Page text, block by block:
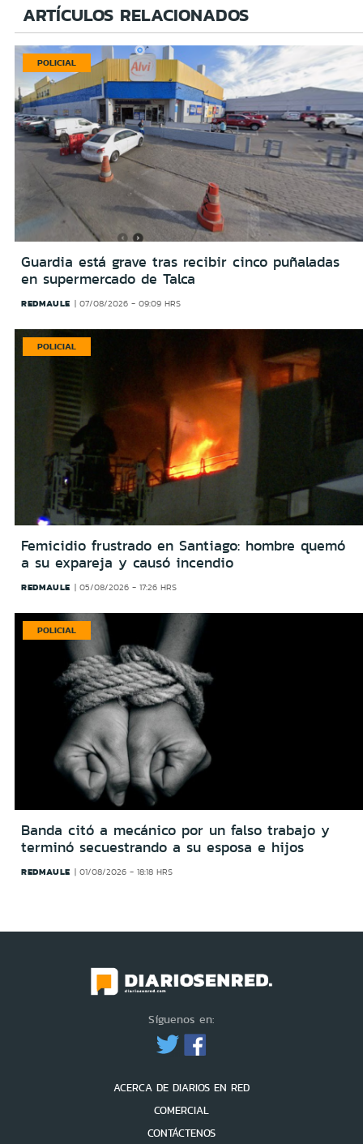
ARTÍCULOS RELACIONADOS
POLICIAL
Guardia está grave tras recibir cinco puñaladas
en supermercado de Talca
REDMAULE 07/08/2026 - 09:09 HRS
POLICIAL
Femicidio frustrado en Santiago: hombre quemó
a su expareja y causó incendio
REDMAULE 05/08/2026 - 17:26 HRS
POLICIAL
Banda citó a mecánico por un falso trabajo y
terminó secuestrando a su esposa e hijos
REDMAULE 01/08/2026 - 18:18 HRS
Síguenos en:
ACERCA DE DIARIOS EN RED
COMERCIAL
CONTÁCTENOS